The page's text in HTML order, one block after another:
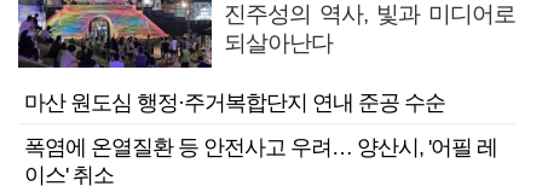
진주성의 역사, 빛과 미디어로
되살아난다
마산 원도심 행정·주거복합단지 연내 준공 수순
폭염에 온열질환 등 안전사고 우려… 양산시, '어필 레
이스' 취소